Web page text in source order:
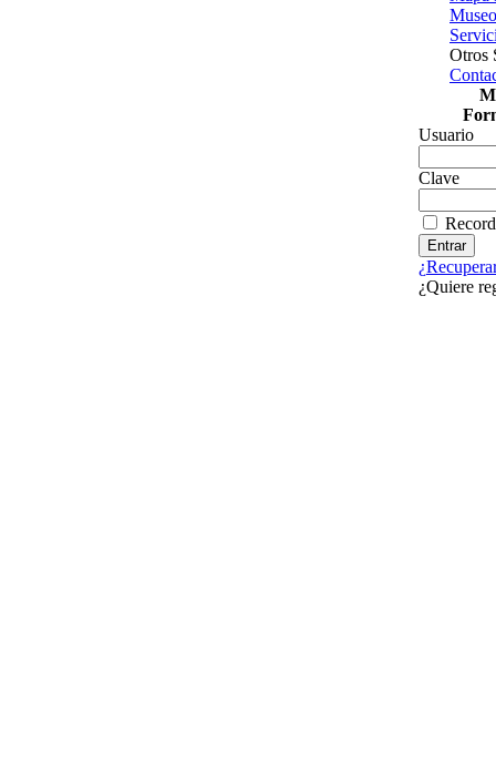
Otros
Usuario
Clave
¿Quiere